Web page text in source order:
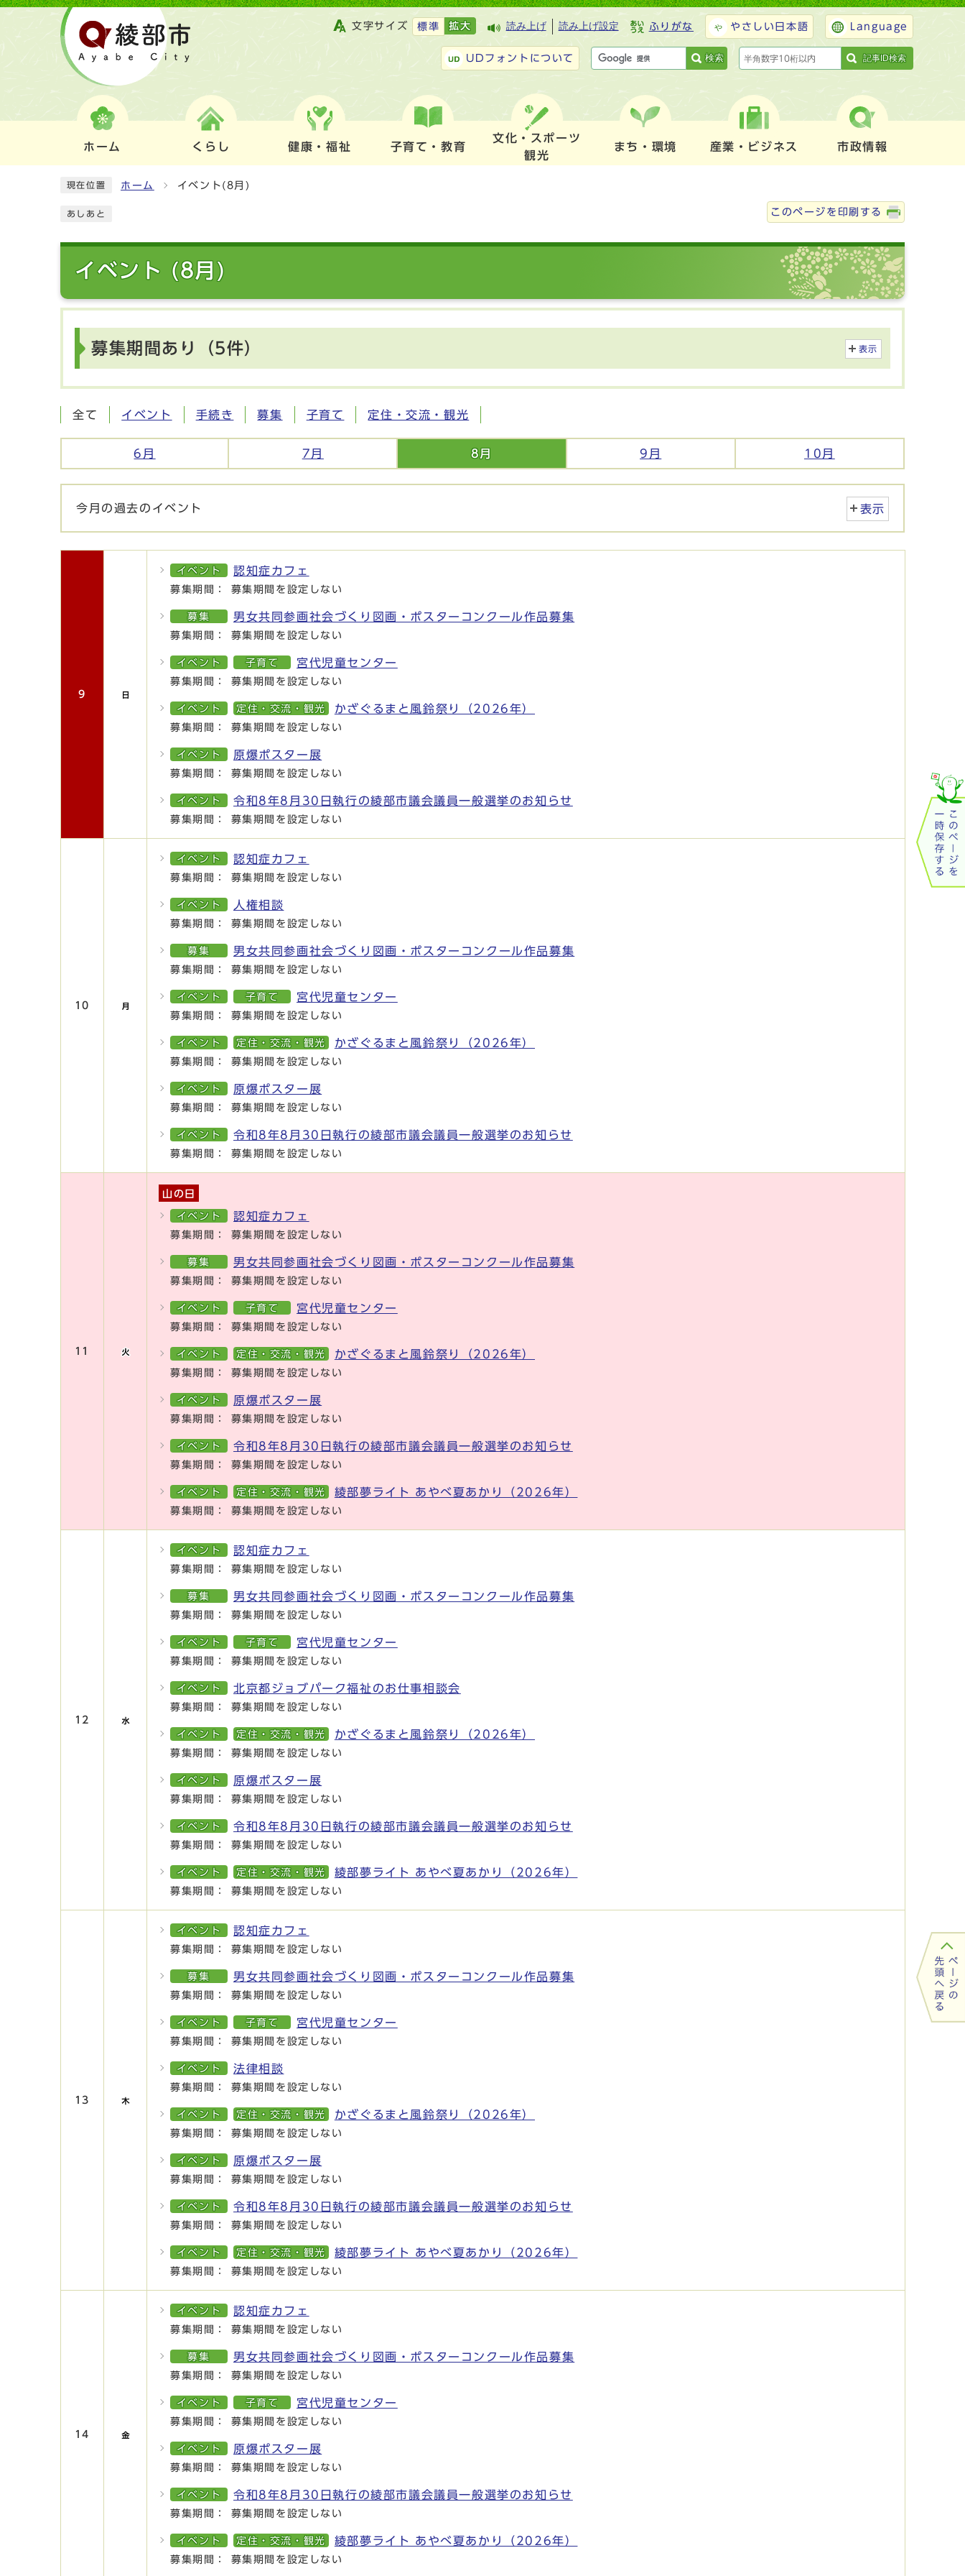
文字サイズ 標準 拡大 読み上げ 読み上げ設定 ふりがな やさしい日本語 Language
UDフォントについて 検索 記事ID検索
ホーム くらし 健康・福祉 子育て・教育
文化・スポーツ
観光
まち・環境 産業・ビジネス 市政情報
現在位置 ホーム イベント(8月)
あしあと このページを印刷する
イベント (8月)
募集期間あり（5件） 表示
全て イベント 手続き 募集 子育て 定住・交流・観光
6月 7月 8月 9月 10月
今月の過去のイベント 表示
9
イベント 認知症カフェ
募集期間： 募集期間を設定しない
募集 男女共同参画社会づくり図画・ポスターコンクール作品募集
募集期間： 募集期間を設定しない
イベント 子育て 宮代児童センター
募集期間： 募集期間を設定しない
イベント 定住・交流・観光 かざぐるまと風鈴祭り（2026年）
募集期間： 募集期間を設定しない
イベント 原爆ポスター展
募集期間： 募集期間を設定しない
イベント 令和8年8月30日執行の綾部市議会議員一般選挙のお知らせ
募集期間： 募集期間を設定しない
10
イベント 認知症カフェ
募集期間： 募集期間を設定しない
イベント 人権相談
募集期間： 募集期間を設定しない
募集 男女共同参画社会づくり図画・ポスターコンクール作品募集
募集期間： 募集期間を設定しない
イベント 子育て 宮代児童センター
募集期間： 募集期間を設定しない
イベント 定住・交流・観光 かざぐるまと風鈴祭り（2026年）
募集期間： 募集期間を設定しない
イベント 原爆ポスター展
募集期間： 募集期間を設定しない
イベント 令和8年8月30日執行の綾部市議会議員一般選挙のお知らせ
募集期間： 募集期間を設定しない
11
山の日
イベント 認知症カフェ
募集期間： 募集期間を設定しない
募集 男女共同参画社会づくり図画・ポスターコンクール作品募集
募集期間： 募集期間を設定しない
イベント 子育て 宮代児童センター
募集期間： 募集期間を設定しない
イベント 定住・交流・観光 かざぐるまと風鈴祭り（2026年）
募集期間： 募集期間を設定しない
イベント 原爆ポスター展
募集期間： 募集期間を設定しない
イベント 令和8年8月30日執行の綾部市議会議員一般選挙のお知らせ
募集期間： 募集期間を設定しない
イベント 定住・交流・観光 綾部夢ライト あやべ夏あかり（2026年）
募集期間： 募集期間を設定しない
12
イベント 認知症カフェ
募集期間： 募集期間を設定しない
募集 男女共同参画社会づくり図画・ポスターコンクール作品募集
募集期間： 募集期間を設定しない
イベント 子育て 宮代児童センター
募集期間： 募集期間を設定しない
イベント 北京都ジョブパーク福祉のお仕事相談会
募集期間： 募集期間を設定しない
イベント 定住・交流・観光 かざぐるまと風鈴祭り（2026年）
募集期間： 募集期間を設定しない
イベント 原爆ポスター展
募集期間： 募集期間を設定しない
イベント 令和8年8月30日執行の綾部市議会議員一般選挙のお知らせ
募集期間： 募集期間を設定しない
イベント 定住・交流・観光 綾部夢ライト あやべ夏あかり（2026年）
募集期間： 募集期間を設定しない
13
イベント 認知症カフェ
募集期間： 募集期間を設定しない
募集 男女共同参画社会づくり図画・ポスターコンクール作品募集
募集期間： 募集期間を設定しない
イベント 子育て 宮代児童センター
募集期間： 募集期間を設定しない
イベント 法律相談
募集期間： 募集期間を設定しない
イベント 定住・交流・観光 かざぐるまと風鈴祭り（2026年）
募集期間： 募集期間を設定しない
イベント 原爆ポスター展
募集期間： 募集期間を設定しない
イベント 令和8年8月30日執行の綾部市議会議員一般選挙のお知らせ
募集期間： 募集期間を設定しない
イベント 定住・交流・観光 綾部夢ライト あやべ夏あかり（2026年）
募集期間： 募集期間を設定しない
14
イベント 認知症カフェ
募集期間： 募集期間を設定しない
募集 男女共同参画社会づくり図画・ポスターコンクール作品募集
募集期間： 募集期間を設定しない
イベント 子育て 宮代児童センター
募集期間： 募集期間を設定しない
イベント 原爆ポスター展
募集期間： 募集期間を設定しない
イベント 令和8年8月30日執行の綾部市議会議員一般選挙のお知らせ
募集期間： 募集期間を設定しない
イベント 定住・交流・観光 綾部夢ライト あやべ夏あかり（2026年）
募集期間： 募集期間を設定しない